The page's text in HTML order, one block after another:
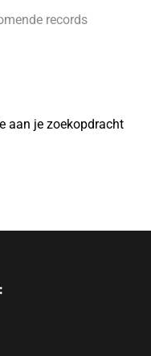
records
aan je zoekopdracht